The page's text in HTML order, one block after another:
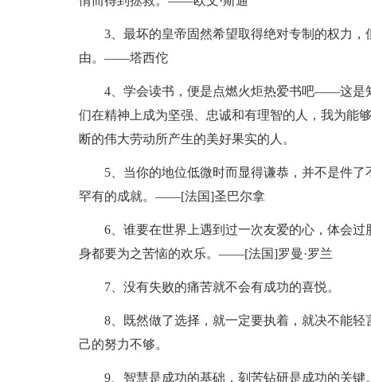
3、最坏的皇帝固然希望取得绝对专制的权力
由。——塔西佗
4、学会读书，便是点燃火炬热爱书吧——这是
们在精神上成为坚强、忠诚和有理智的人，我为能
断的伟大劳动所产生的美好果实的人。
5、当你的地位低微时而显得谦恭，并不是件
罕有的成就。——[法国]圣巴尔拿
6、谁要在世界上遇到过一次友爱的心，体会
身都要为之苦恼的欢乐。——[法国]罗曼·罗兰
7、没有失败的痛苦就不会有成功的喜悦。
8、既然做了选择，就一定要执着，就决不能
己的努力不够。
9、智慧是成功的基础，刻苦钻研是成功的关键。